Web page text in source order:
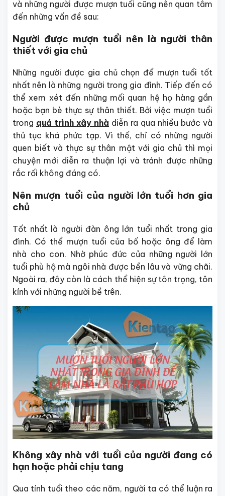
và những người được mượn tuổi cũng nên quan tâm
đến những vấn đề sau:
Người được mượn tuổi nên là người thân
thiết với gia chủ
Những người được gia chủ chọn để mượn tuổi tốt
nhất nên là những người trong gia đình. Tiếp đến có
thể xem xét đến những mối quan hệ họ hàng gần
hoặc bạn bè thực sự thân thiết. Bởi việc mượn tuổi
trong quá trình xây nhà diễn ra qua nhiều bước và
thủ tục khá phức tạp. Vì thế, chỉ có những người
quen biết và thực sự thân mật với gia chủ thì mọi
chuyện mới diễn ra thuận lợi và tránh được những
rắc rối không đáng có.
Nên mượn tuổi của người lớn tuổi hơn gia
chủ
Tốt nhất là người đàn ông lớn tuổi nhất trong gia
đình. Có thể mượn tuổi của bố hoặc ông để làm
nhà cho con. Nhờ phúc đức của những người lớn
tuổi phù hộ mà ngôi nhà được bền lâu và vững chãi.
Ngoài ra, đây còn là cách thể hiện sự tôn trọng, tôn
kính với những người bề trên.
Không xây nhà với tuổi của người đang có
hạn hoặc phải chịu tang
Qua tính tuổi theo các năm, người ta có thể luận ra